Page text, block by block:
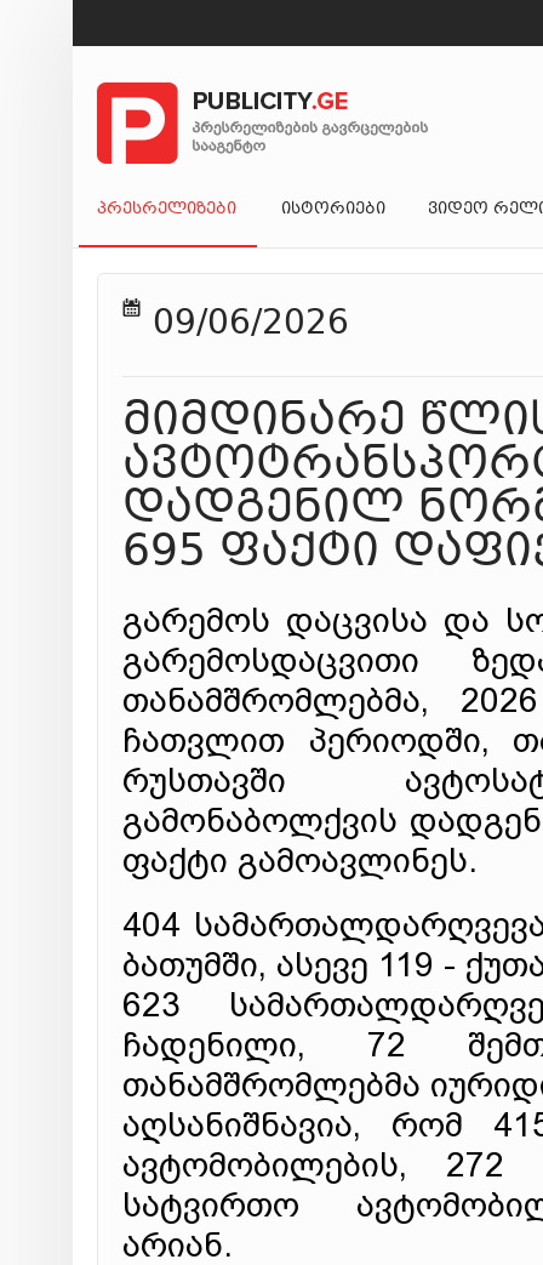
ᲞᲠᲔᲡᲠᲔᲚᲘᲖᲔᲑᲘ ᲘᲡᲢᲝᲠᲘᲔᲑᲘ ᲕᲘᲓᲔᲝ
09/06/2026
მიმდინარე
დადგენილ
695 ფაქტი
გარემოს დაცვისა და
გარემოსდაცვითი
თანამშრომლებმა,
ჩათვლით პერიოდში,
რუსთავში
გამონაბოლქვის
ფაქტი გამოავლინეს.
404
ბათუმში, ასევე 119 -
623
ჩადენილი, 72
თანამშრომლებმა
აღსანიშნავია, რომ
ავტომობილების,
სატვირთო
არიან.